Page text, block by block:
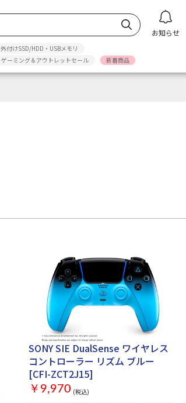
お知らせ
外付けSSD/HDD・USBメモリ
ゲーミング＆アウトレットセール 新着商品
SONY SIE DualSense ワイヤレス
コントローラー リズム ブルー
[CFI-ZCT2J15]
￥9,970 (税込)